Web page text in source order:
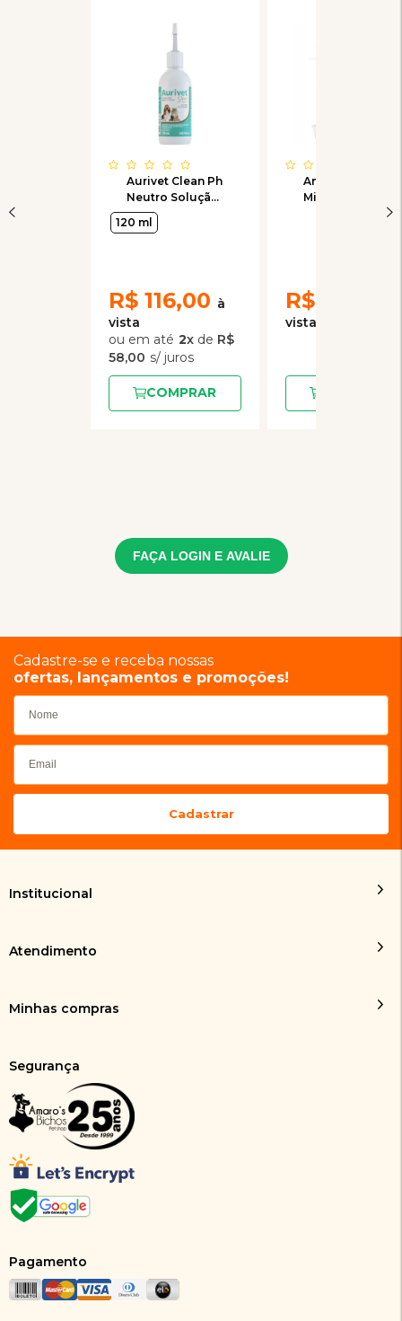
Aurivet Clean Ph
Neutro Solução
Limpeza
Otológica Cães
120 ml
R$ 116,00
2x de R$
58,00
COMPRAR
Antibiótico
Microlex Cepav
R$
FAÇA LOGIN E AVALIE
Cadastre-se e receba nossas
ofertas, lançamentos e promoções!
Institucional
Atendimento
Minhas compras
Segurança
Pagamento